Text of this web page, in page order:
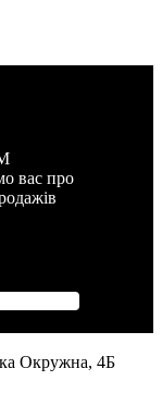
вас про
Окружна, 4Б